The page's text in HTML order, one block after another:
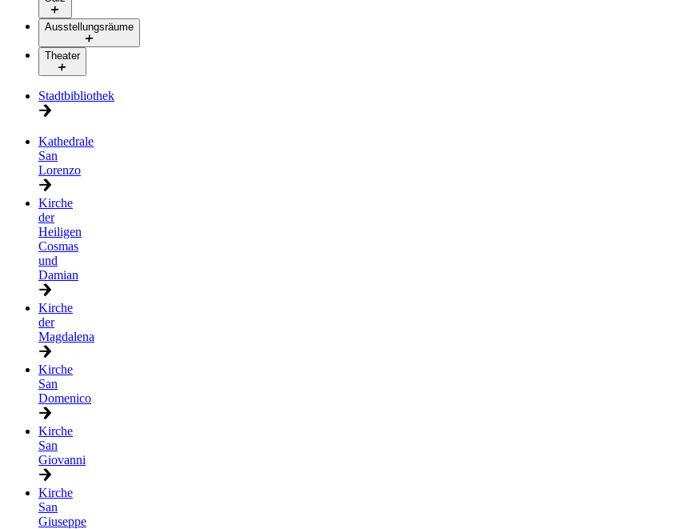
Ausstellungsräume
Theater
Stadtbibliothek
Kathedrale
San
Lorenzo
Kirche
der
Heiligen
Cosmas
und
Damian
Kirche
der
Magdalena
Kirche
San
Domenico
Kirche
San
Giovanni
Kirche
San
Giuseppe